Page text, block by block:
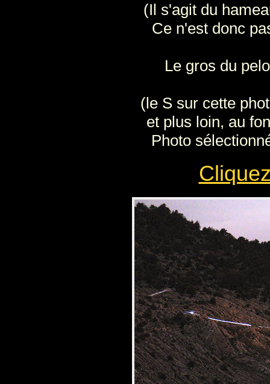
(Il s'agit du
Ce n'est donc
Le gros du
(le S sur cette
et plus loin, au
Photo